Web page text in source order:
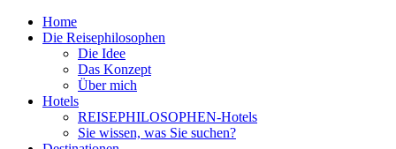
Home
Die Reisephilosophen
Die Idee
Das Konzept
Über mich
Hotels
REISEPHILOSOPHEN-Hotels
Sie wissen, was Sie suchen?